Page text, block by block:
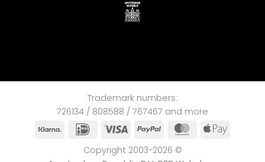
Trademark numbers:
726134 / 808588 / 767467 and more
Klarna
iDEAL Visa PayPal MasterCard
Apple
Copyright 2003-2026 ©